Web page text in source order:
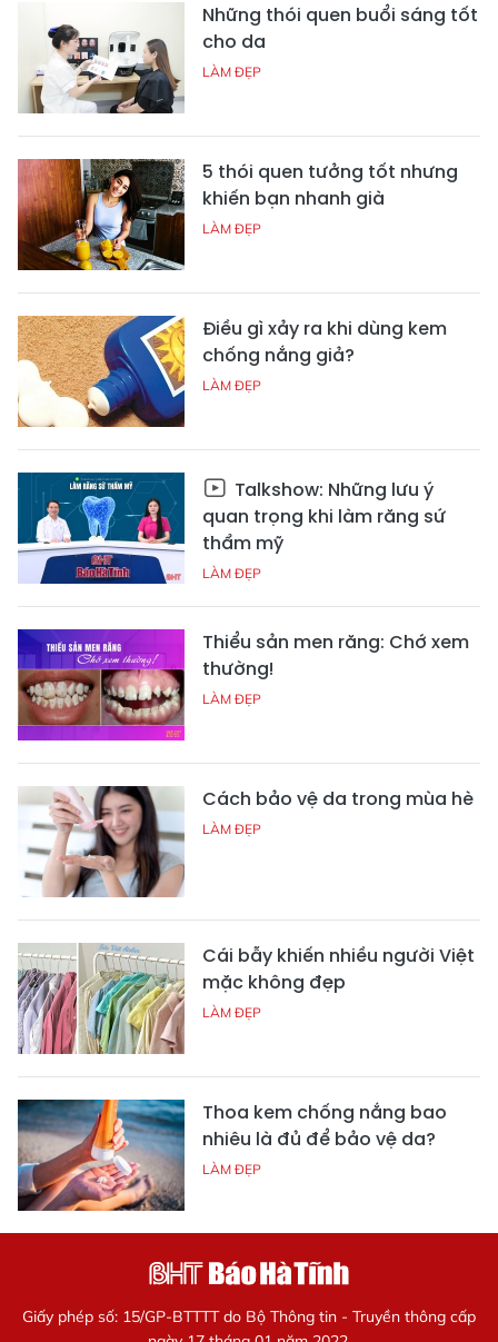
Những thói quen buổi sáng tốt
cho da
LÀM ĐẸP
5 thói quen tưởng tốt nhưng
khiến bạn nhanh già
LÀM ĐẸP
Điều gì xảy ra khi dùng kem
chống nắng giả?
LÀM ĐẸP
Talkshow: Những lưu ý
quan trọng khi làm răng sứ
thẩm mỹ
LÀM ĐẸP
Thiểu sản men răng: Chớ xem
thường!
LÀM ĐẸP
Cách bảo vệ da trong mùa hè
LÀM ĐẸP
Cái bẫy khiến nhiều người Việt
mặc không đẹp
LÀM ĐẸP
Thoa kem chống nắng bao
nhiêu là đủ để bảo vệ da?
LÀM ĐẸP
Giấy phép số: 15/GP-BTTTT do Bộ Thông tin - Truyền thông cấp